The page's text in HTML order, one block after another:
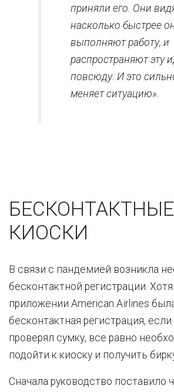
приняли его. Они
насколько быстрее
выполняют работу, и
распространяют эту
повсюду. И это
меняет ситуацию».
БЕСКОНТАКТНЫЕ
КИОСКИ
В связи с пандемией возникла
бесконтактной регистрации.
приложении American Airlines
бесконтактная регистрация,
проверял сумку, все равно
подойти к киоску и получить
Сначала руководство поставило